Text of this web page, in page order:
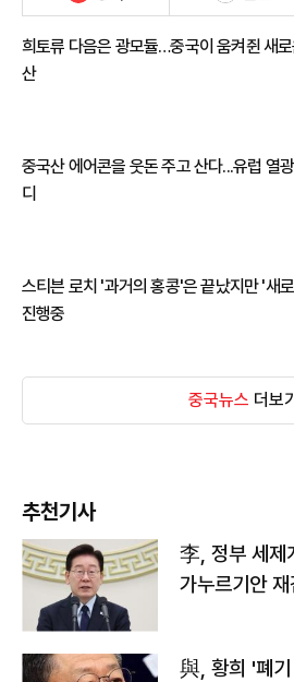
희토류 다음은 광모듈…중국이 움켜쥔 새
산
중국산 에어콘을 웃돈 주고 산다...유럽 열
디
스티븐 로치 '과거의 홍콩'은 끝났지만 '새
진행중
중국뉴스 더보기
추천기사
李, 정부 세제
가누르기안 재
與, 황희 '폐